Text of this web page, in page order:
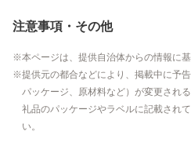
注意事項・その他
本ページは、提供自治体からの情報に
提供元の都合などにより、掲載中に予
パッケージ、原材料など）が変更され
礼品のパッケージやラベルに記載され
い。